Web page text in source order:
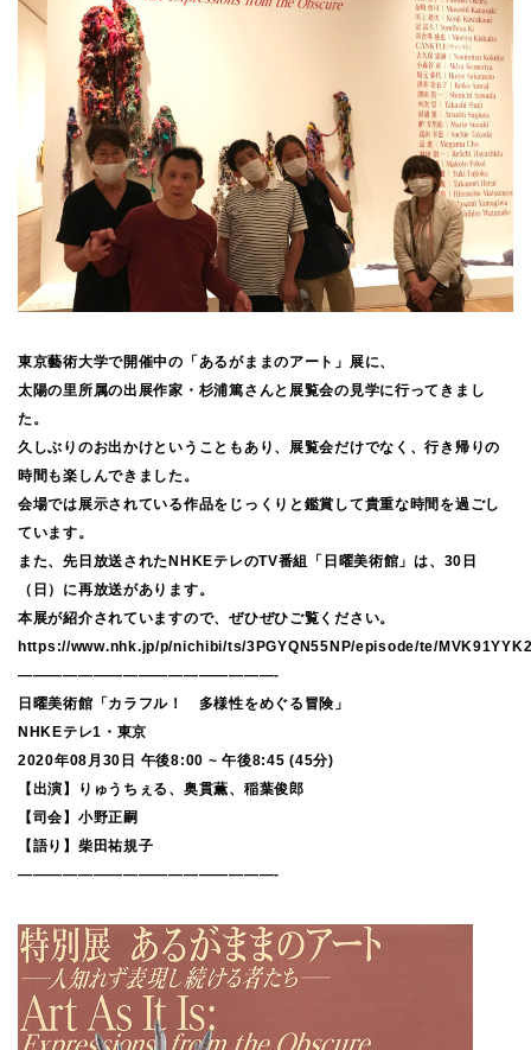
東京藝術大学で開催中の「あるがままのアート」展に、
太陽の里所属の出展作家・杉浦篤さんと展覧会の見学に行ってきまし
た。
久しぶりのお出かけということもあり、展覧会だけでなく、行き帰りの
時間も楽しんできました。
会場では展示されている作品をじっくりと鑑賞して貴重な時間を過ごし
ています。
また、先日放送されたNHKEテレのTV番組「日曜美術館」は、30日
（日）に再放送があります。
本展が紹介されていますので、ぜひぜひご覧ください。
https://www.nhk.jp/p/nichibi/ts/3PGYQN55NP/episode/te/
—————————————————-
日曜美術館「カラフル！ 多様性をめぐる冒険」
NHKEテレ1・東京
2020年08月30日 午後8:00 ~ 午後8:45 (45分)
【出演】りゅうちぇる、奥貫薫、稲葉俊郎
【司会】小野正嗣
【語り】柴田祐規子
—————————————————-